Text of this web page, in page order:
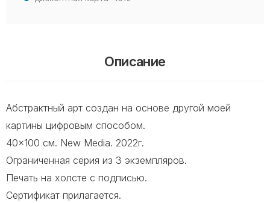
Описание
Абстрактный арт создан на основе другой моей
картины цифровым способом.
40x100 cм. New Media. 2022г.
Ограниченная серия из 3 экземпляров.
Печать на холсте с подписью.
Сертификат прилагается.